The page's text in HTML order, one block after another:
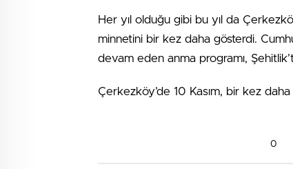
Her yıl olduğu gibi bu yıl da
minnetini bir kez daha gösterdi.
devam eden anma programı,
Çerkezköy’de 10 Kasım, bir kez daha
0